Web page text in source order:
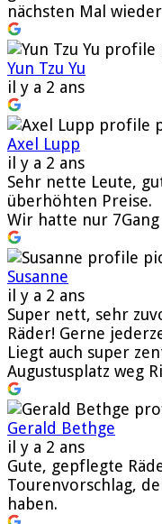
nächsten Mal
Yun Tzu Yu
il y a 2 ans
Axel Lupp
il y a 2 ans
Sehr nette Leute,
überhöhten Preise.
Wir hatte nur
Susanne
il y a 2 ans
Super nett, sehr
Räder! Gerne
Liegt auch super
Augustusplatz weg
Gerald Bethge
il y a 2 ans
Gute, gepflegte
Tourenvorschlag,
haben.